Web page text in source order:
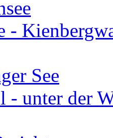
-
See
- unter der